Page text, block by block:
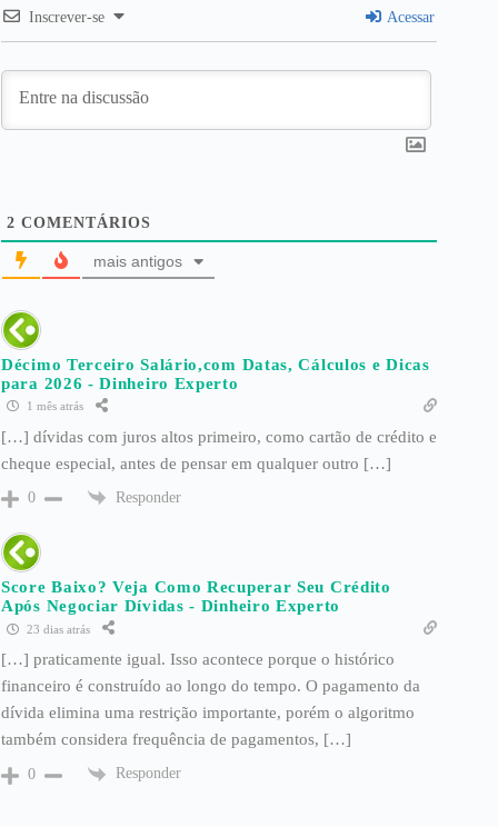
Inscrever-se Acessar
2 COMENTÁRIOS
mais antigos
Décimo Terceiro Salário,com Datas, Cálculos e Dicas
para 2026 - Dinheiro Experto
1 mês atrás
[…] dívidas com juros altos primeiro, como cartão de crédito e
cheque especial, antes de pensar em qualquer outro […]
0 Responder
Score Baixo? Veja Como Recuperar Seu Crédito
Após Negociar Dívidas - Dinheiro Experto
23 dias atrás
[…] praticamente igual. Isso acontece porque o histórico
financeiro é construído ao longo do tempo. O pagamento da
dívida elimina uma restrição importante, porém o algoritmo
também considera frequência de pagamentos, […]
0 Responder